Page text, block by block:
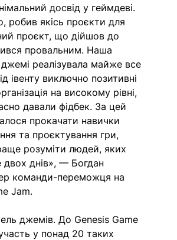
досвід у геймдеві.
робив якісь проєкти для
проєкт, що дійшов до
провальним. Наша
реалізувала майже все
івенту виключно позитивні
на високому рівні,
давали фідбек. За цей
прокачати навички
та проєктування гри,
розуміти людей, яких
днів», — Богдан
команди-переможця на
Jam.
джемів. До Genesis Game
у понад 20 таких